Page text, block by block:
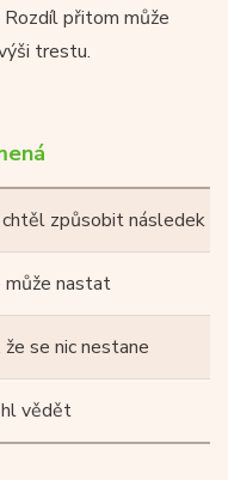
přitom může
trestu.
způsobit následek
může nastat
se nic nestane
vědět